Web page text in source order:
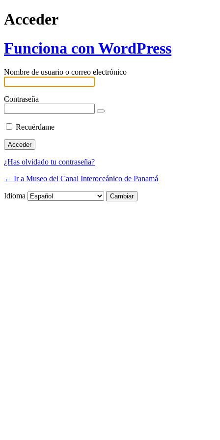
Acceder
Funciona con WordPress
Nombre de usuario o correo electrónico
Contraseña
Recuérdame
¿Has olvidado tu contraseña?
← Ir a Museo del Canal Interoceánico de Panamá
Idioma